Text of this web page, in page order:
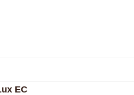
EC